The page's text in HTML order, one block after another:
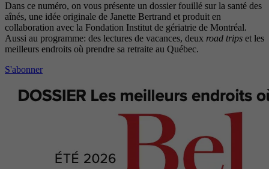
Dans ce numéro, on vous présente un dossier fouillé sur la santé des
aînés, une idée originale de Janette Bertrand et produit en
collaboration avec la Fondation Institut de gériatrie de Montréal.
Aussi au programme: des lectures de vacances, deux road trips et les
meilleurs endroits où prendre sa retraite au Québec.
S'abonner